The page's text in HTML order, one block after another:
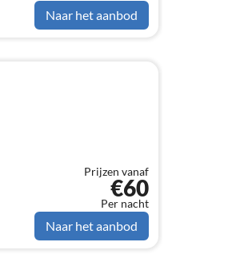
Naar het aanbod
Prijzen vanaf
€60
Per nacht
Naar het aanbod